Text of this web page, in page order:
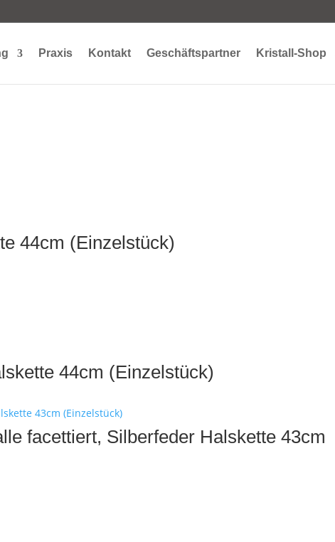
Praxis Kontakt Geschäftspartner Kristall-Shop
44cm (Einzelstück)
44cm (Einzelstück)
facettiert, Silberfeder Halskette 43cm